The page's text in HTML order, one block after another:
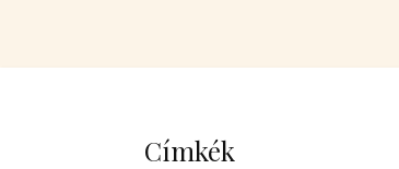
Címkék